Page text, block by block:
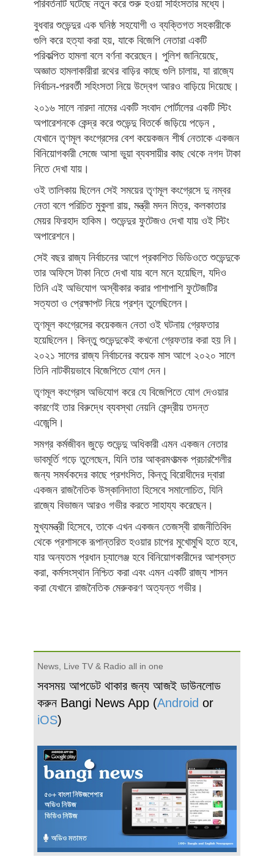
পরিবর্তনটি ঘটেছে নতুন করে শুরু হওয়া সহিংসতার মধ্যে।
বুধবার শুভেন্দুর এক ঘনিষ্ঠ সহযোগী ও ব্যক্তিগত সহকারীকে
গুলি করে হত্যা করা হয়, যাকে বিজেপি নেতারা একটি
পরিকল্পিত হামলা বলে বর্ণনা করেছেন। পুলিশ জানিয়েছে,
অজ্ঞাত হামলাকারীরা রথের বাড়ির কাছে গুলি চালায়, যা রাজ্যে
নির্বাচন-পরবর্তী সহিংসতা নিয়ে উদ্বেগ আরও বাড়িয়ে দিয়েছে।
২০১৬ সালে নারদা নামের একটি সংবাদ পোর্টালের একটি স্টিং
অপারেশনকে কেন্দ্র করে শুভেন্দু বিতর্কে জড়িয়ে পড়েন ,
যেখানে তৃণমূল কংগ্রেসের বেশ কয়েকজন শীর্ষ নেতাকে একজন
বিনিয়োগকারী সেজে আসা ভুয়া ব্যবসায়ীর কাছ থেকে নগদ টাকা
নিতে দেখা যায়।
ওই তালিকায় ছিলেন সেই সময়ের তৃণমূল কংগ্রেসে দু নম্বর
নেতা বলে পরিচিত মুকুলা রায়, মন্ত্রী মদন মিত্র, কলকাতার
মেয়র ফিরহাদ হাকিম। শুভেন্দুর ফুটেজও দেখা যায় ওই স্টিং
অপারেশনে।
সেই বছর রাজ্য নির্বাচনের আগে প্রকাশিত ভিডিওতে শুভেন্দুকে
তার অফিসে টাকা নিতে দেখা যায় বলে মনে হয়েছিল, যদিও
তিনি এই অভিযোগ অস্বীকার করার পাশাপাশি ফুটেজটির
সত্যতা ও প্রেক্ষাপট নিয়ে প্রশ্ন তুলেছিলেন।
তৃণমূল কংগ্রেসের কয়েকজন নেতা ওই ঘটনায় গ্রেফতার
হয়েছিলেন। কিন্তু শুভেন্দুকেই কখনো গ্রেফতার করা হয় নি।
২০২১ সালের রাজ্য নির্বাচনের কয়েক মাস আগে ২০২০ সালে
তিনি নাটকীয়ভাবে বিজেপিতে যোগ দেন।
তৃণমূল কংগ্রেস অভিযোগ করে যে বিজেপিতে যোগ দেওয়ার
কারণেই তার বিরুদ্ধে ব্যবস্থা নেয়নি কেন্দ্রীয় তদন্ত
এজেন্সি।
সমগ্র কর্মজীবন জুড়ে শুভেন্দু অধিকারী এমন একজন নেতার
ভাবমূর্তি গড়ে তুলেছেন, যিনি তার আক্রমণাত্মক প্রচারশৈলীর
জন্য সমর্থকদের কাছে প্রশংসিত, কিন্তু বিরোধীদের দ্বারা
একজন রাজনৈতিক উস্কানিদাতা হিসেবে সমালোচিত, যিনি
রাজ্যে বিভাজন আরও গভীর করতে সাহায্য করেছেন।
মুখ্যমন্ত্রী হিসেবে, তাকে এখন একজন তেজস্বী রাজনীতিবিদ
থেকে প্রশাসকে রূপান্তরিত হওয়ার চাপের মুখোমুখি হতে হবে,
যার অন্যতম প্রধান চ্যালেঞ্জ হবে বিনিয়োগকারীদের আশ্বস্ত
করা, কর্মসংস্থান নিশ্চিত করা এবং এমন একটি রাজ্য শাসন
করা যেখানে রাজনৈতিক মেরুকরণ অত্যন্ত গভীর।
News, Live TV & Radio all in one
সবসময় আপডেট থাকার জন্য আজই ডাউনলোড
করুন Bangi News App (Android or
iOS)